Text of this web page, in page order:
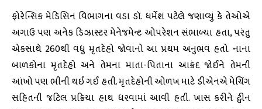
ફોરેન્સિક મેડિસિન વિભાગના વડા ડૉ. ધર્મેશ પટેલે જણાવ્યું કે તેઓએ
અગાઉ પણ અનેક ડિઝાસ્ટર મેનેજમેન્ટ ઓપરેશન સંભાળ્યા હતા, પરંતુ
એકસાથે 260થી વધુ મૃતદેહો જોવાનો આ પ્રથમ અનુભવ હતો. નાના
બાળકોના મૃતદેહો અને તેમના માતા-પિતાના આક્રંદ જોઈને તેમની
આંખો પણ ભીની થઈ ગઈ હતી. મૃતદેહોની ઓળખ માટે ડીએનએ મેચિંગ
સહિતની જટિલ પ્રક્રિયા હાથ ધરવામાં આવી હતી. ખાસ કરીને ટ્વીન